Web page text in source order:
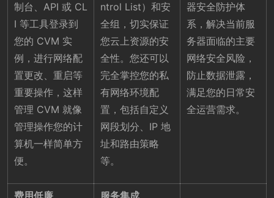
制台、API 或 CL
I 等工具登录到
您的 CVM 实
例，进行网络配
置更改、重启等
重要操作，这样
管理 CVM 就像
管理操作您的计
算机一样简单方
便。
ntrol List）和安
全组，切实保证
您云上资源的安
全性。您还可以
完全掌控您的私
有网络环境配
置，包括自定义
网段划分、IP 地
址和路由策略
等。
器安全防护体
系，解决当前服
务器面临的主要
网络安全风险，
防止数据泄露，
满足您的日常安
全运营需求。
费用低廉 服务集成